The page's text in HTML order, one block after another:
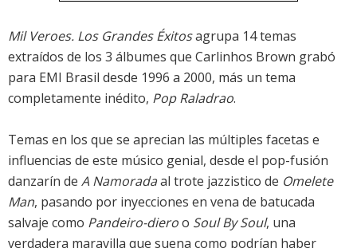
Mil Veroes. Los Grandes Éxitosagrupa 14 temas
extraídos de los 3 álbumes que Carlinhos Brown grabó
para EMI Brasil desde 1996 a 2000, más un tema
completamente inédito, Pop Raladrao.
Temas en los que se aprecian las múltiples facetas e
influencias de este músico genial, desde el pop-fusión
danzarín de A Namoradaal trote jazzistico de Omelete
Man, pasando por inyecciones en vena de batucada
salvaje como Pandeiro-dieroo Soul By Soul, una
verdadera maravilla que suena como podrían haber